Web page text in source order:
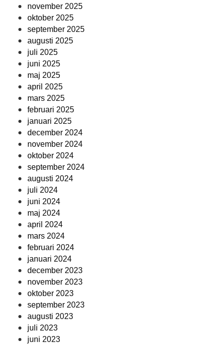
november 2025
oktober 2025
september 2025
augusti 2025
juli 2025
juni 2025
maj 2025
april 2025
mars 2025
februari 2025
januari 2025
december 2024
november 2024
oktober 2024
september 2024
augusti 2024
juli 2024
juni 2024
maj 2024
april 2024
mars 2024
februari 2024
januari 2024
december 2023
november 2023
oktober 2023
september 2023
augusti 2023
juli 2023
juni 2023